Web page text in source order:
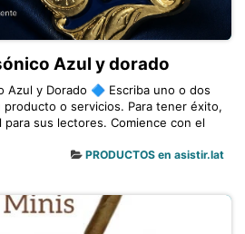
Azul y dorado
Azul y Dorado 🔷 Escriba uno o dos
o servicios. Para tener éxito,
sus lectores. Comience con el
PRODUCTOS en asistir.lat